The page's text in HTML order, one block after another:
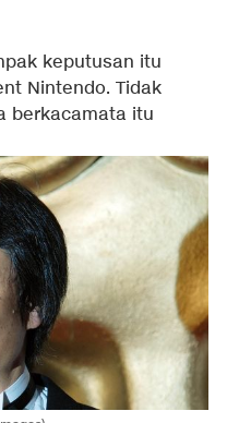
keputusan itu
Nintendo. Tidak
berkacamata itu